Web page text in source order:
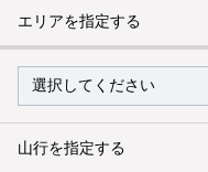
エリアを指定する
山行を指定する